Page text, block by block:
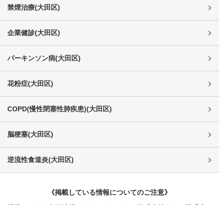
禁煙治療(大田区)
企業健診(大田区)
パーキンソン病(大田区)
花粉症(大田区)
COPD(慢性閉塞性肺疾患)(大田区)
脳梗塞(大田区)
逆流性食道炎(大田区)
《掲載している情報についてのご注意》